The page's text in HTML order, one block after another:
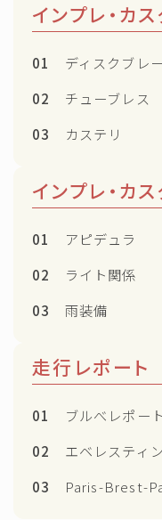
インプレ・カ
01
ディスクブレ
02
チューブレス
03
カステリ
インプレ・カ
01
アピデュラ
02
ライト関係
03
雨装備
走行レポート
01
ブルべレポー
02
エベレスティ
03
Paris-Brest-